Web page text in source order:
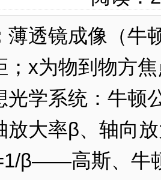
薄透镜成像（牛
；x为物到物方
光学系统：牛
放大率β、轴向
β——高斯、牛